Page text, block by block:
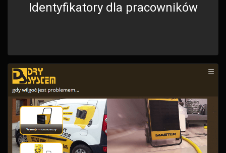
Identyfikatory dla pracowników